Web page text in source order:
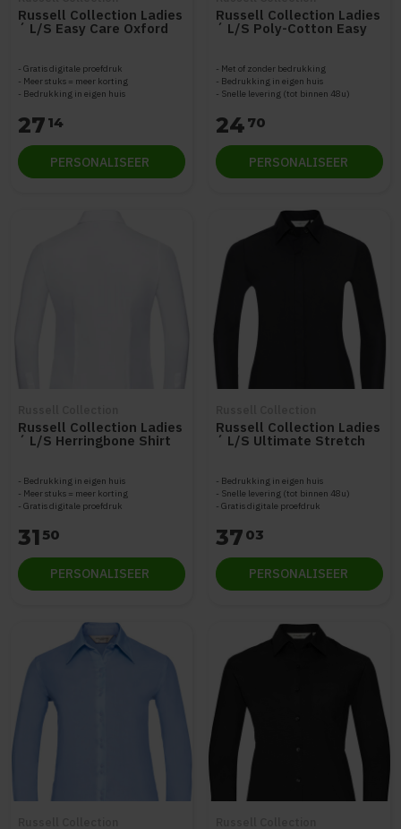
Russell Collection Ladies
´ L/S Easy Care Oxford
Shirt Z932F
Gratis digitale proefdruk
Meer stuks = meer korting
Bedrukking in eigen huis
27 14
PERSONALISEER
Russell Collection Ladies
´ L/S Poly-Cotton Easy
Care Poplin Shirt Z934F
Met of zonder bedrukking
Bedrukking in eigen huis
Snelle levering (tot binnen 48u)
24 70
PERSONALISEER
Russell Collection Ladies
´ L/S Herringbone Shirt
Bedrukking in eigen huis
Meer stuks = meer korting
Gratis digitale proefdruk
31 50
PERSONALISEER
Russell Collection Ladies
´ L/S Ultimate Stretch
Bedrukking in eigen huis
Snelle levering (tot binnen 48u)
Gratis digitale proefdruk
37 03
PERSONALISEER